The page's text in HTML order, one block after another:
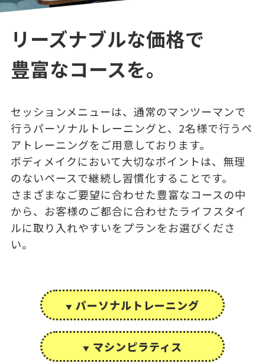
リーズナブルな価格で
豊富なコースを。
セッションメニューは、通常のマンツーマンで
行うパーソナルトレーニングと、2名様で行うペ
アトレーニングをご用意しております。
ボディメイクにおいて大切なポイントは、無理
のないペースで継続し習慣化することです。
さまざまなご要望に合わせた豊富なコースの中
から、お客様のご都合に合わせたライフスタイ
ルに取り入れやすいをプランをお選びくださ
い。
パーソナルトレーニング
マシンピラティス